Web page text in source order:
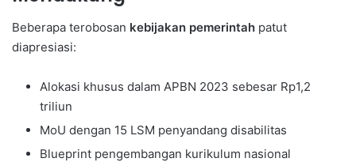
Beberapa terobosan kebijakan pemerintah patut
diapresiasi:
Alokasi khusus dalam APBN 2023 sebesar Rp1,2
triliun
MoU dengan 15 LSM penyandang disabilitas
Blueprint pengembangan kurikulum nasional